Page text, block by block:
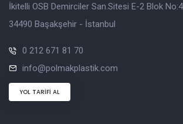
İkitelli OSB Demirciler San.Sitesi E-2 Blok
34490 Başakşehir - İstanbul
0 212 671 81 70
info@polmakplastik.com
YOL TARİFİ AL